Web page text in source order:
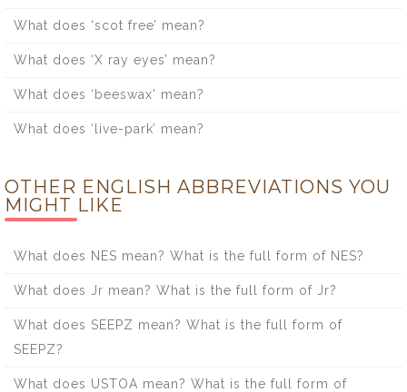
What does ‘scot free’ mean?
What does ‘X ray eyes’ mean?
What does ‘beeswax’ mean?
What does ‘live-park’ mean?
OTHER ENGLISH ABBREVIATIONS YOU
MIGHT LIKE
What does NES mean? What is the full form of NES?
What does Jr mean? What is the full form of Jr?
What does SEEPZ mean? What is the full form of
SEEPZ?
What does USTOA mean? What is the full form of